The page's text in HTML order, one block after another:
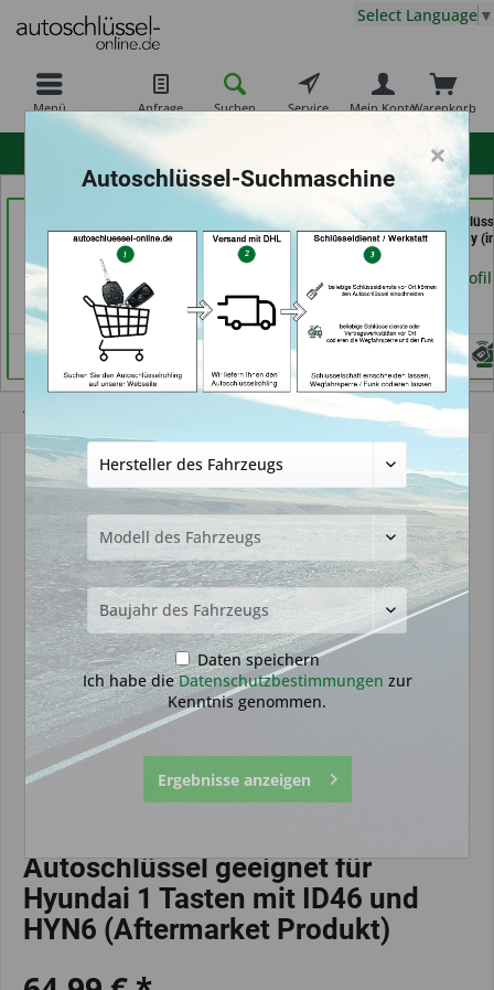
Menü Anfrage Suchen Service Warenkorb
Mein Konto
Select Language ▼
Schlüsseldienst (in
Händlerprofil
Carkeys Augsburg &
ECU Service
Mobilservice (in
Händlerprofil
Schuh und
Profi Dschurny
Händlerprofil
Autoschlüssel geeignet für
Hyundai 1 Tasten mit ID46 und
HYN6 (Aftermarket Produkt)
×
Autoschlüssel-Suchmaschine
Daten speichern
Ich habe dieDatenschutzbestimmungen zur
Kenntnis genommen.
Ergebnisse anzeigen